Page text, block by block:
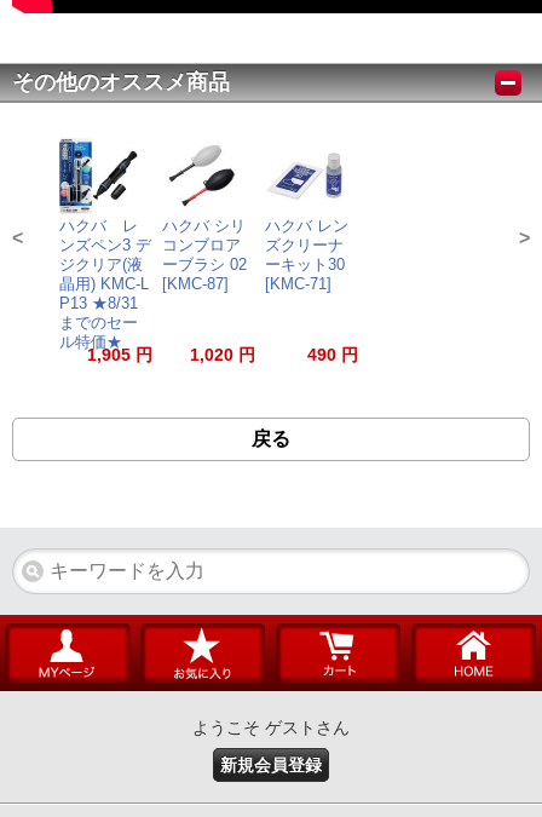
その他のオススメ商品
ハクバ レ
ンズペン3 デ
ジクリア(液
晶用) KMC-L
P13 ★8/31
までのセー
ル特価★
1,905 円
ハクバ シリ
コンブロア
ーブラシ 02
[KMC-87]
1,020 円
ハクバ レン
ズクリーナ
ーキット30
[KMC-71]
490 円
< >
戻る
ようこそ ゲストさん
新規会員登録